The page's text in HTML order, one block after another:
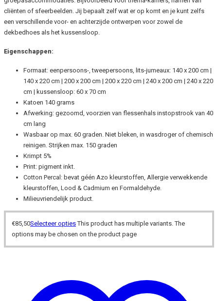
cliënten of sfeerbeelden. Jij bepaalt zelf wat er op komt en je kunt zelfs
een verschillende voor- en achterzijde ontwerpen voor zowel de
dekbedhoes als het kussensloop.
Eigenschappen:
Formaat: eenpersoons-, tweepersoons, lits-jumeaux: 140 x 200 cm |
140 x 220 cm | 200 x 200 cm | 200 x 220 cm | 240 x 200 cm | 240 x 220
cm | kussensloop: 60 x 70 cm
Katoen 140 grams
Afwerking: gezoomd, voorzien van flessenhals instopstrook van 40
cm lang
Wasbaar op max. 60 graden. Niet bleken, in wasdroger of chemisch
reinigen. Strijken max. 150 graden
Krimpt 5%
Print: pigment inkt.
Cotton Percal: bevat géén Azo kleurstoffen, Allergie verwekkende
kleurstoffen, Lood & Cadmium en Formaldehyde.
Milieuvriendelijk product.
€85,50Selecteer opties This product has multiple variants. The
options may be chosen on the product page